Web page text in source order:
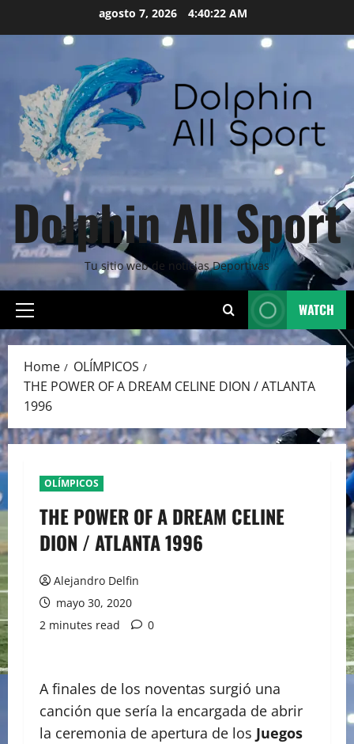
agosto 7, 2026 4:40:23 AM
Dolphin All Sport
Tu sitio web de noticias Deportivas
Primary
Menu
WATCH
Home
OLÍMPICOS
THE POWER OF A DREAM CELINE DION / ATLANTA
1996
OLÍMPICOS
THE POWER OF A DREAM CELINE
DION / ATLANTA 1996
Alejandro Delfin
mayo 30, 2020
2 minutes read
0
A finales de los noventas surgió una
canción que sería la encargada de abrir
la ceremonia de apertura de los Juegos